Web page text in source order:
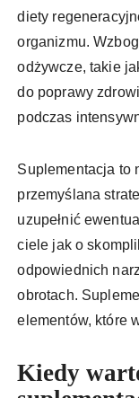
diety
organizmu.
odżywcze, takie
do poprawy
podczas
Suplementacja to
przemyślana
uzupełnić
ciele jak o
odpowiednich
obrotach.
elementów, które
Kiedy